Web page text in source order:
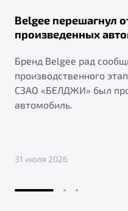
Belgee перешагнул
произведенных
Бренд Belgee рад
производственного
СЗАО «БЕЛДЖИ» был
автомобиль.
31 июля 2026